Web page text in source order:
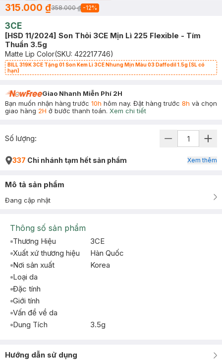
315.000 ₫358.000 ₫ -12%
3CE
[HSD 11/2024] Son Thỏi 3CE Mịn Lì 225 Flexible - Tím
Thuần 3.5g
Matte Lip Color(SKU: 422217746)
BILL 319K 3CE Tặng 01 Son Kem Lì 3CE Nhung Mịn Màu 03 Daffodil 1.5g (SL có
hạn)
Giao Nhanh Miễn Phí 2H
Bạn muốn nhận hàng trước 10h hôm nay. Đặt hàng trước 8h và chọn
giao hàng 2H ở bước thanh toán. Xem chi tiết
Số lượng:
337 Chi nhánh tạm hết sản phẩm Xem thêm
Mô tả sản phẩm
Đang cập nhật
Thông số sản phẩm
Thương Hiệu
3CE
Xuất xứ thương hiệu
Hàn Quốc
Nơi sản xuất
Korea
Loại da
Đặc tính
Giới tính
Vấn đề về da
Dung Tích
3.5g
Hướng dẫn sử dụng